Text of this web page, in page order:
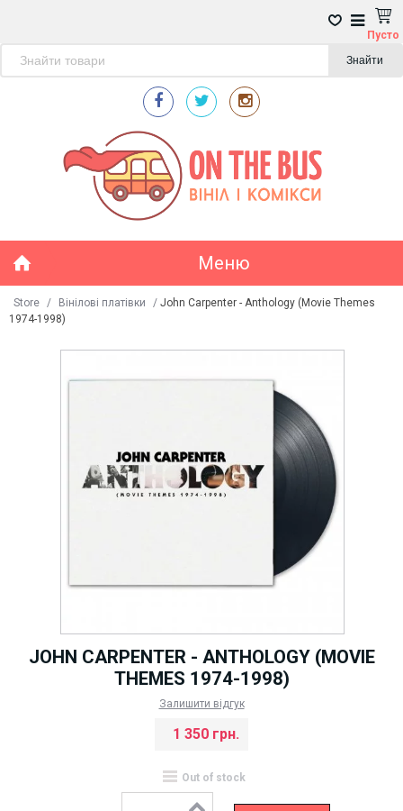
Пусто
Знайти
Меню
Store / Вінілові платівки / John Carpenter - Anthology (Movie Themes
1974-1998)
JOHN CARPENTER - ANTHOLOGY (MOVIE
THEMES 1974-1998)
Залишити відгук
1 350 грн.
Out of stock